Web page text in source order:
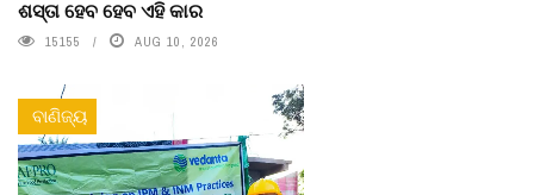
ଶସ୍ତା ହେବ ହେବ ଏହି କାର
15155 AUG 10, 2026
ବାଣିଜ୍ୟ